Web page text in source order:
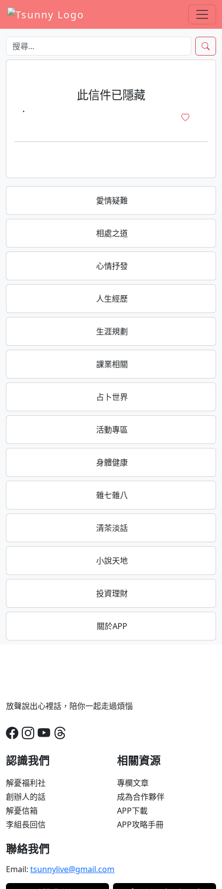
愛情疑難
相處之道
心情抒發
人生經歷
生涯規劃
課業相關
占卜世界
活動專區
身體健康
雜七雜八
清茶淡話
小說天地
投資理財
關於APP
此信件已隱藏
·
放聲說出心裡話，陪你一起走過煩惱
認識我們
解憂福利社
創辦人的話
解憂信箱
李組長回信
相關資源
專欄文章
成為合作夥伴
APP下載
APP攻略手冊
聯絡我們
Email: tsunnylive@gmail.com